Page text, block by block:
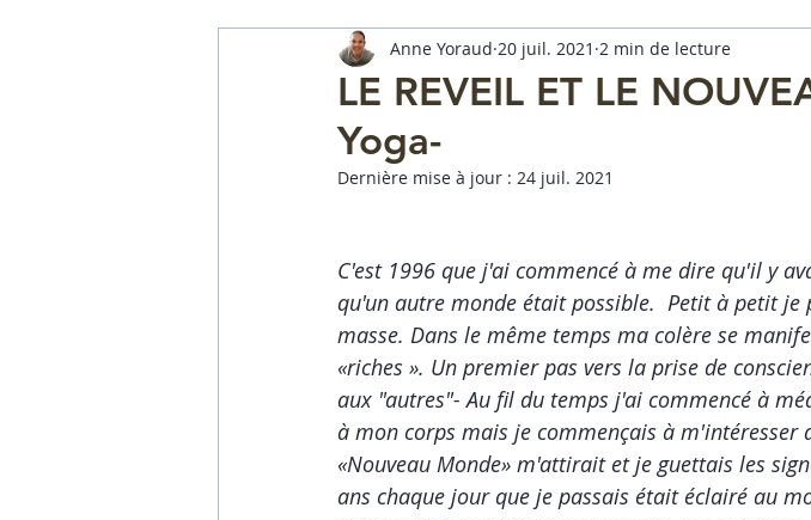
La pratique du yoga Positivité
changerdevieà49ans
stage de yoga kundalini cours de kundalini yoga
LE REVEIL ET LE
Yoga-
Anne Yoraud 20 juil. 2021 2 min de lecture
Dernière mise à jour : 24 juil. 2021
C'est 1996 que j'ai commencé à me dire qu'il y
qu'un autre monde était possible.  Petit à petit je
masse. Dans le même temps ma colère se
«riches ». Un premier pas vers la prise de
aux "autres"- Au fil du temps j'ai commencé à
à mon corps mais je commençais à m'intéresser
«Nouveau Monde» m'attirait et je guettais les
ans chaque jour que je passais était éclairé au